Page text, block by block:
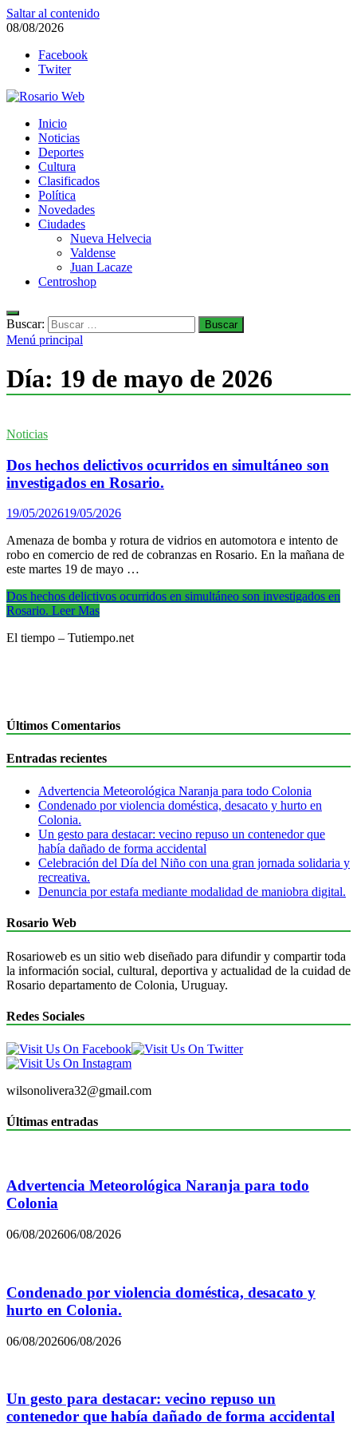
Saltar al contenido
08/08/2026
Facebook
Twiter
Rosario Web
Todas la noticias de Rosario y la zona
Inicio
Noticias
Deportes
Cultura
Clasificados
Política
Novedades
Ciudades
Nueva Helvecia
Valdense
Juan Lacaze
Centroshop
Buscar:
Menú principal
Día: 19 de mayo de 2026
Noticias
Dos hechos delictivos ocurridos en simultáneo son
investigados en Rosario.
19/05/202619/05/2026
Amenaza de bomba y rotura de vidrios en automotora e intento de
robo en comercio de red de cobranzas en Rosario. En la mañana de
este martes 19 de mayo …
Dos hechos delictivos ocurridos en simultáneo son investigados en
Rosario. Leer Mas
El tiempo – Tutiempo.net
Últimos Comentarios
Entradas recientes
Advertencia Meteorológica Naranja para todo Colonia
Condenado por violencia doméstica, desacato y hurto en
Colonia.
Un gesto para destacar: vecino repuso un contenedor que
había dañado de forma accidental
Celebración del Día del Niño con una gran jornada solidaria y
recreativa.
Denuncia por estafa mediante modalidad de maniobra digital.
Rosario Web
Rosarioweb es un sitio web diseñado para difundir y compartir toda
la información social, cultural, deportiva y actualidad de la cuidad de
Rosario departamento de Colonia, Uruguay.
Redes Sociales
wilsonolivera32@gmail.com
Últimas entradas
Advertencia Meteorológica Naranja para todo
Colonia
06/08/202606/08/2026
Condenado por violencia doméstica, desacato y
hurto en Colonia.
06/08/202606/08/2026
Un gesto para destacar: vecino repuso un
contenedor que había dañado de forma accidental